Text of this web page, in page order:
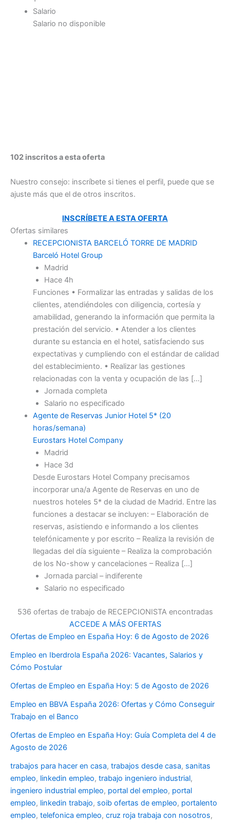
Salario
Salario no disponible
102 inscritos a esta oferta
Nuestro consejo: inscríbete si tienes el perfil, puede que se
ajuste más que el de otros inscritos.
INSCRÍBETE A ESTA OFERTA
Ofertas similares
RECEPCIONISTA BARCELÓ TORRE DE MADRID
Barceló Hotel Group
Madrid
Hace 4h
Funciones • Formalizar las entradas y salidas de los
clientes, atendiéndoles con diligencia, cortesía y
amabilidad, generando la información que permita la
prestación del servicio. • Atender a los clientes
durante su estancia en el hotel, satisfaciendo sus
expectativas y cumpliendo con el estándar de calidad
del establecimiento. • Realizar las gestiones
relacionadas con la venta y ocupación de las […]
Jornada completa
Salario no especificado
Agente de Reservas Junior Hotel 5* (20
horas/semana)
Eurostars Hotel Company
Madrid
Hace 3d
Desde Eurostars Hotel Company precisamos
incorporar una/a Agente de Reservas en uno de
nuestros hoteles 5* de la ciudad de Madrid. Entre las
funciones a destacar se incluyen: – Elaboración de
reservas, asistiendo e informando a los clientes
telefónicamente y por escrito – Realiza la revisión de
llegadas del día siguiente – Realiza la comprobación
de los No-show y cancelaciones – Realiza […]
Jornada parcial – indiferente
Salario no especificado
536 ofertas de trabajo de RECEPCIONISTA encontradas
ACCEDE A MÁS OFERTAS
Ofertas de Empleo en España Hoy: 6 de Agosto de 2026
Empleo en Iberdrola España 2026: Vacantes, Salarios y
Cómo Postular
Ofertas de Empleo en España Hoy: 5 de Agosto de 2026
Empleo en BBVA España 2026: Ofertas y Cómo Conseguir
Trabajo en el Banco
Ofertas de Empleo en España Hoy: Guía Completa del 4 de
Agosto de 2026
trabajos para hacer en casa, trabajos desde casa, sanitas
empleo, linkedin empleo, trabajo ingeniero industrial,
ingeniero industrial empleo, portal del empleo, portal
empleo, linkedin trabajo, soib ofertas de empleo, portalento
empleo, telefonica empleo, cruz roja trabaja con nosotros,